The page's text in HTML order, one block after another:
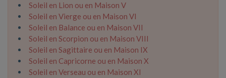
Soleil en Lion ou en Maison V
Soleil en Vierge ou en Maison VI
Soleil en Balance ou en Maison VII
Soleil en Scorpion ou en Maison VIII
Soleil en Sagittaire ou en Maison IX
Soleil en Capricorne ou en Maison X
Soleil en Verseau ou en Maison XI